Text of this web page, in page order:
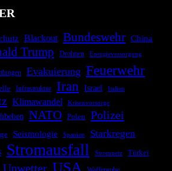
Blackout Bundeswehr China
Trump Drohnen Energieversorgung
Evakuierung Feuerwehr
Infrastruktur Iran Israel Italien
Klimawandel Krisenvorsorge
NATO Polen Polizei
Seismologie Spanien Starkregen
Stromausfall Stromnetz Türkei
Unwetter USA